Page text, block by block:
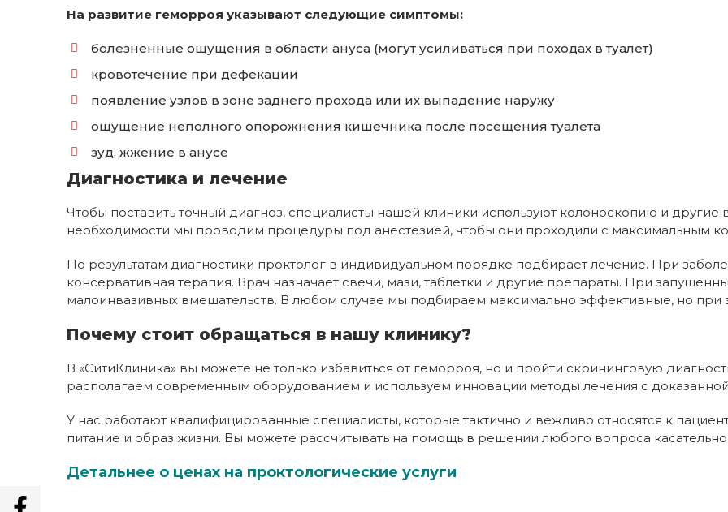
На развитие геморроя указывают следующие симптомы:
болезненные ощущения в области ануса (могут усиливаться при походах в туалет)
кровотечение при дефекации
появление узлов в зоне заднего прохода или их выпадение наружу
ощущение неполного опорожнения кишечника после посещения туалета
зуд, жжение в анусе
Диагностика и лечение
Чтобы поставить точный диагноз, специалисты нашей клиники используют колоноскопию и
необходимости мы проводим процедуры под анестезией, чтобы они проходили с максимальным
По результатам диагностики проктолог в индивидуальном порядке подбирает лечение. При
консервативная терапия. Врач назначает свечи, мази, таблетки и другие препараты. При
малоинвазивных вмешательств. В любом случае мы подбираем максимально эффективные, но
Почему стоит обращаться в нашу клинику?
В «СитиКлиника» вы можете не только избавиться от геморроя, но и пройти скрининговую
располагаем современным оборудованием и используем инновации методы лечения с
У нас работают квалифицированные специалисты, которые тактично и вежливо относятся к
питание и образ жизни. Вы можете рассчитывать на помощь в решении любого вопроса
Детальнее о ценах на проктологические услуги